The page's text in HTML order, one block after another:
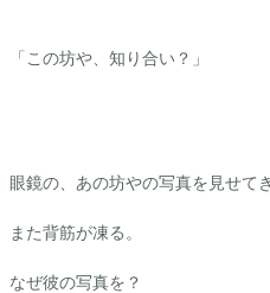
「この坊や、知り合い？」
眼鏡の、あの坊やの写真を見せてき
また背筋が凍る。
なぜ彼の写真を？